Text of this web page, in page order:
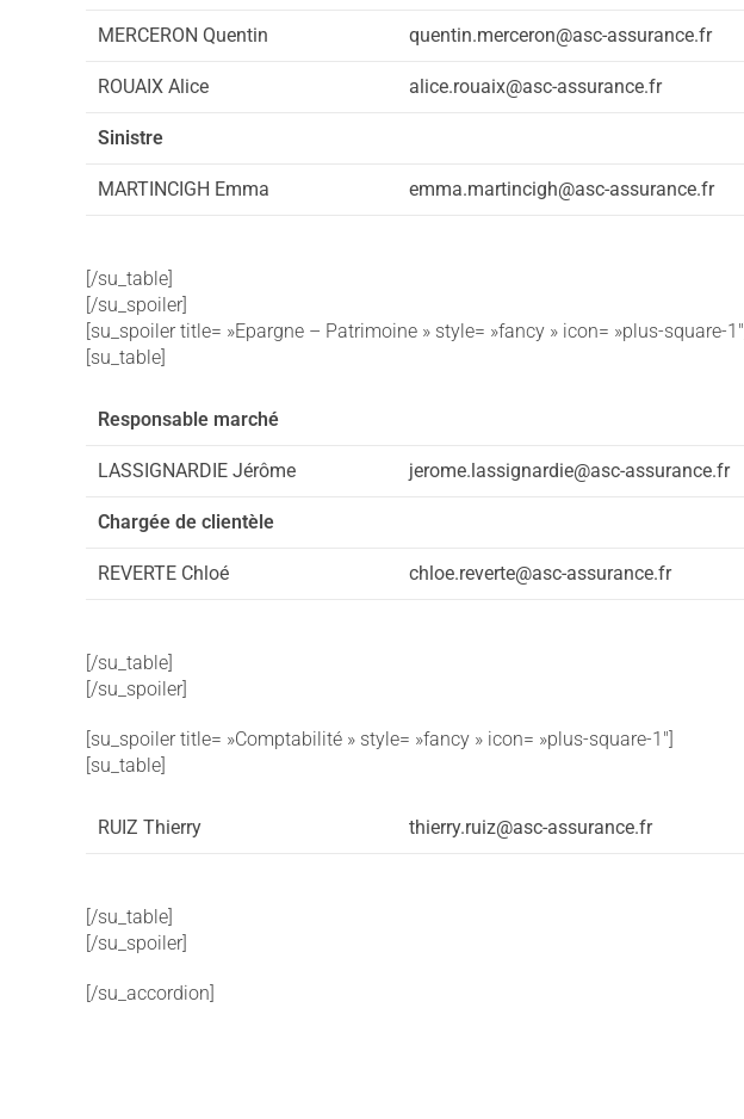
MERCERON Quentin quentin.merceron@asc-assurance.fr
ROUAIX Alice alice.rouaix@asc-assurance.fr
Sinistre
MARTINCIGH Emma emma.martincigh@asc-assurance.fr
[/su_table]
[/su_spoiler]
[su_spoiler title= »Epargne – Patrimoine » style= »fancy » icon= »plus-square-1″]
[su_table]
Responsable marché
LASSIGNARDIE Jérôme jerome.lassignardie@asc-assurance.fr
Chargée de clientèle
REVERTE Chloé chloe.reverte@asc-assurance.fr
[/su_table]
[/su_spoiler]
[su_spoiler title= »Comptabilité » style= »fancy » icon= »plus-square-1″]
[su_table]
RUIZ Thierry thierry.ruiz@asc-assurance.fr
[/su_table]
[/su_spoiler]
[/su_accordion]